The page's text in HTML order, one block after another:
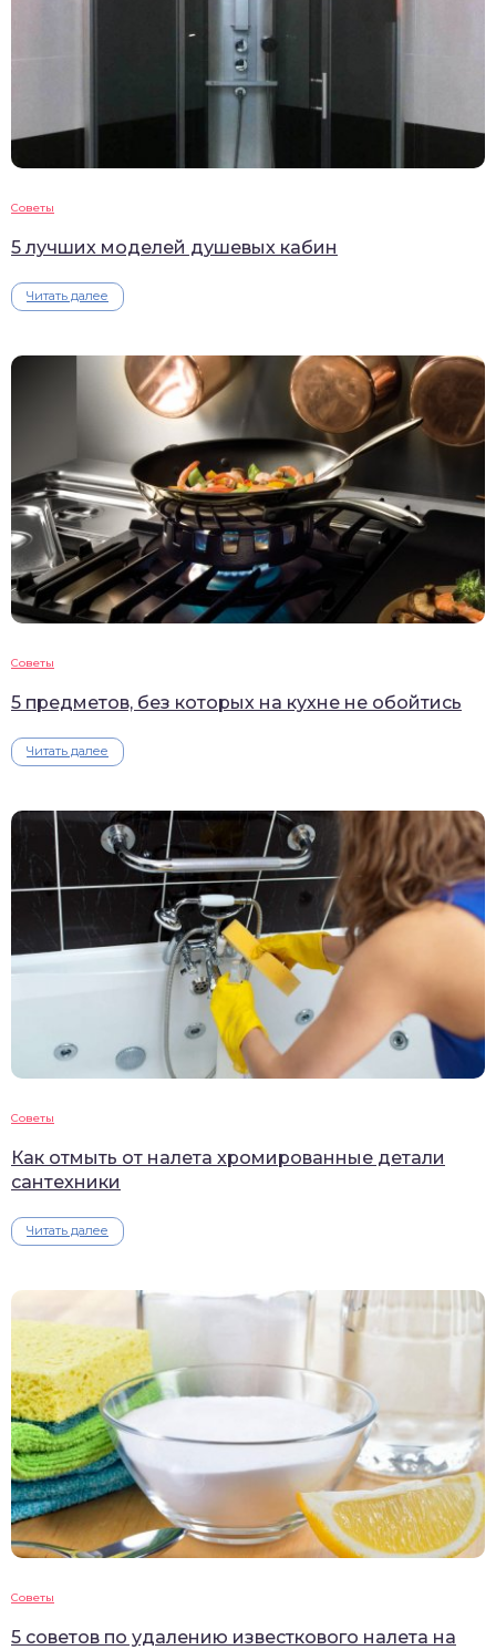
Советы
5 лучших моделей душевых кабин
Читать далее
Советы
5 предметов, без которых на кухне не обойтись
Читать далее
Советы
Как отмыть от налета хромированные детали
сантехники
Читать далее
Советы
5 советов по удалению известкового налета на